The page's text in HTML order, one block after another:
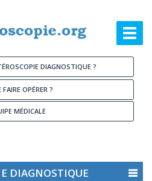
DIAGNOSTIQUE ?
FAIRE OPÉRER ?
MÉDICALE
DIAGNOSTIQUE